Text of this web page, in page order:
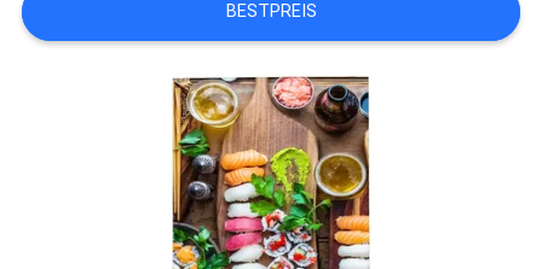
NACHRICHTEN
BESTPREIS